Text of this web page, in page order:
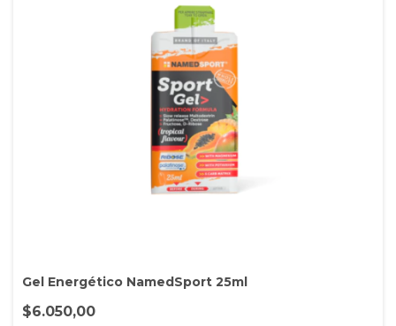
Gel Energético NamedSport 25ml
$6.050,00